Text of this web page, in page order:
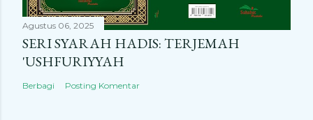
Agustus 06, 2025
SERI SYARAH HADIS: TERJEMAH
'USHFURIYYAH
Berbagi Posting Komentar